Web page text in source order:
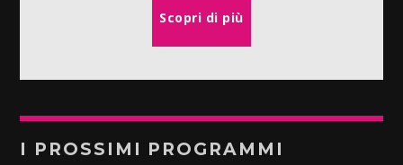
Scopri di più
I PROSSIMI PROGRAMMI